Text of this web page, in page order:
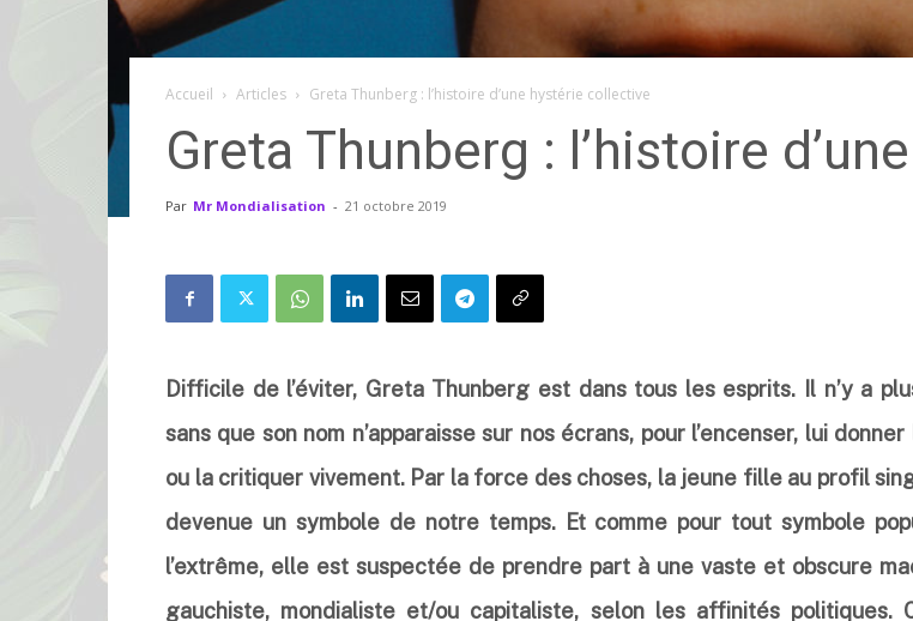
Accueil Articles Greta Thunberg : l’histoire d’une hystérie collective
Greta Thunberg : l’histoire
Par Mr Mondialisation - 21 octobre 2019
Difficile de l’éviter, Greta Thunberg est dans tous les esprits. Il n’y a
sans que son nom n’apparaisse sur nos écrans, pour l’encenser, lui
ou la critiquer vivement. Par la force des choses, la jeune fille au profil
devenue un symbole de notre temps. Et comme pour tout symbole
l’extrême, elle est suspectée de prendre part à une vaste et obscure
gauchiste, mondialiste et/ou capitaliste, selon les affinités politiques.